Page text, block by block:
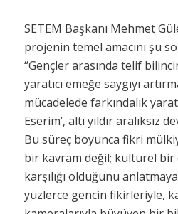
SETEM Başkanı Mehmet
projenin temel amacını şu
“Gençler arasında telif
yaratıcı emeğe saygıyı
mücadelede farkındalık
Eserim’, altı yıldır aralıksız
Bu süreç boyunca fikri
bir kavram değil; kültürel bir
karşılığı olduğunu
yüzlerce gencin fikirleriyle,